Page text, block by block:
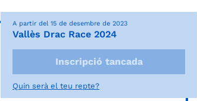
A partir del 15 de desembre de 2023
Vallès Drac Race 2024
Inscripció tancada
Quin serà el teu repte?